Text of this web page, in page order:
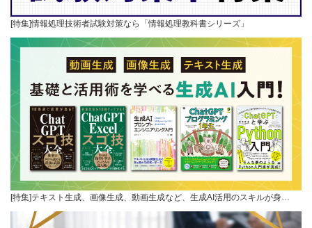
[特集]情報処理技術者試験対策なら「情報処理教科書シリーズ」
[特集]テキスト生成、画像生成、動画生成など、生成AI活用のスキルが身…